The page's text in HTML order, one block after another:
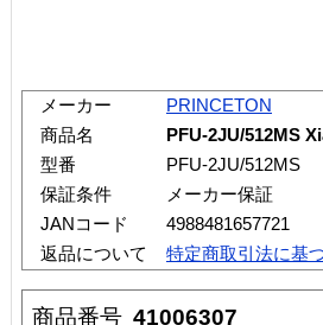
メーカー
PRINCETON
商品名
PFU-2JU/512MS
型番
PFU-2JU/512MS
保証条件
メーカー保証
JANコード
4988481657721
返品について
特定商取引法に基
商品番号 41006307